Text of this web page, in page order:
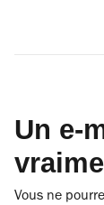
Un e-
Vous ne